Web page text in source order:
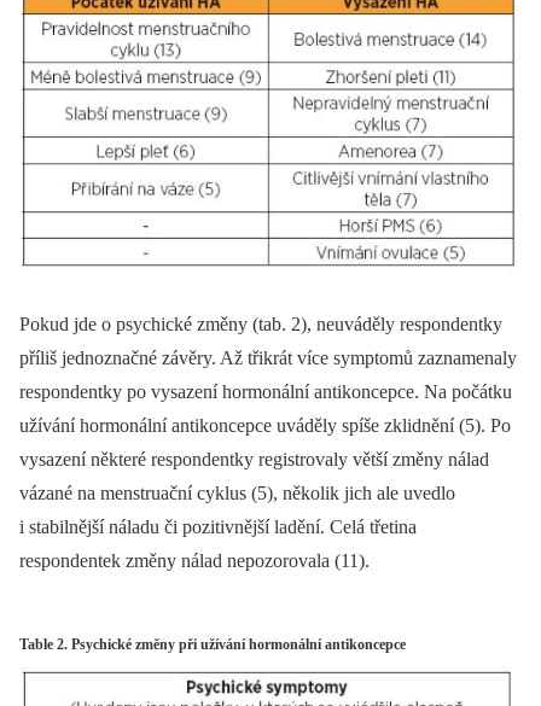
Pokud jde o psychické změny (tab. 2), neuváděly respondentky
příliš jednoznačné závěry. Až třikrát více symptomů zaznamenaly
respondentky po vysazení hormonální antikoncepce. Na počátku
užívání hormonální antikoncepce uváděly spíše zklidnění (5). Po
vysazení některé respondentky registrovaly větší změny nálad
vázané na menstruační cyklus (5), několik jich ale uvedlo
i stabilnější náladu či pozitivnější ladění. Celá třetina
respondentek změny nálad nepozorovala (11).
Table 2. Psychické změny při užívání hormonální antikoncepce